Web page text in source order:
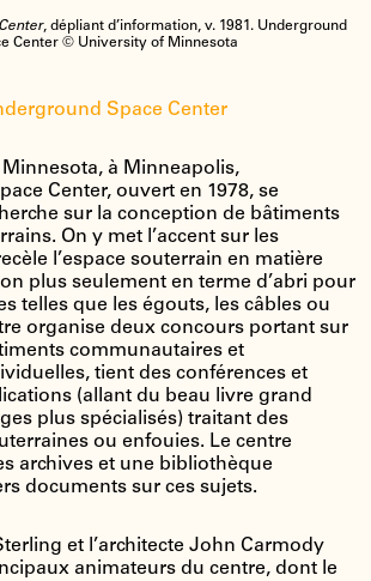
, dépliant d’information, v. 1981. Underground
Center © University of Minnesota
Space Center
à Minneapolis,
Center, ouvert en 1978, se
sur la conception de bâtiments
On y met l’accent sur les
l’espace souterrain en matière
plus seulement en terme d’abri pour
telles que les égouts, les câbles ou
organise deux concours portant sur
communautaires et
tient des conférences et
(allant du beau livre grand
plus spécialisés) traitant des
ou enfouies. Le centre
archives et une bibliothèque
documents sur ces sujets.
et l’architecte John Carmody
animateurs du centre, dont le